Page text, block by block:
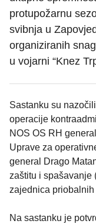
protupožarnu
svibnja u
organiziranih
u vojarni “Knez
Sastanku su
operacije
NOS OS RH
Uprave za
general Drago
zaštitu i spašavanje
zajednica priobalnih
Na sastanku je